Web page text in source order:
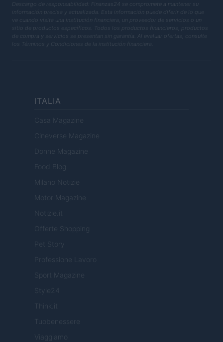
Descargo de responsabilidad: Finanzas24 se compromete a mantener su
información precisa y actualizada. Esta información puede diferir de lo que
ve cuando visita una institución financiera, un proveedor de servicios o un
sitio de productos específicos. Todos los productos financieros, productos
de compra y servicios se presentan sin garantía. Al evaluar ofertas, consulte
los Términos y Condiciones de la institución financiera.
ITALIA
Casa Magazine
Cineverse Magazine
Donne Magazine
Food Blog
Milano Notizie
Motor Magazine
Notizie.it
Offerte Shopping
Pet Story
Professione Lavoro
Sport Magazine
Style24
Think.it
Tuobenessere
Viaggiamo